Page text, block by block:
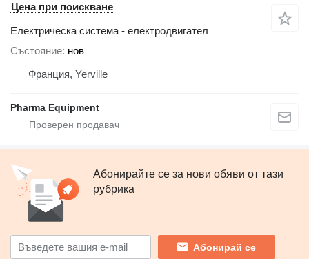
Цена при поискване
Електрическа система - електродвигател
Състояние нов
Франция, Yerville
Pharma Equipment
Абонирайте се за нови обяви от тази
рубрика
Абонирай се